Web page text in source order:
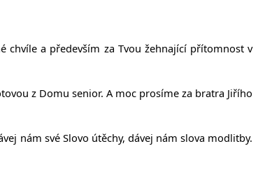
chvíle a především za Tvou žehnající přítomnost v
z Domu senior. A moc prosíme za bratra Jiřího
nám své Slovo útěchy, dávej nám slova modlitby.